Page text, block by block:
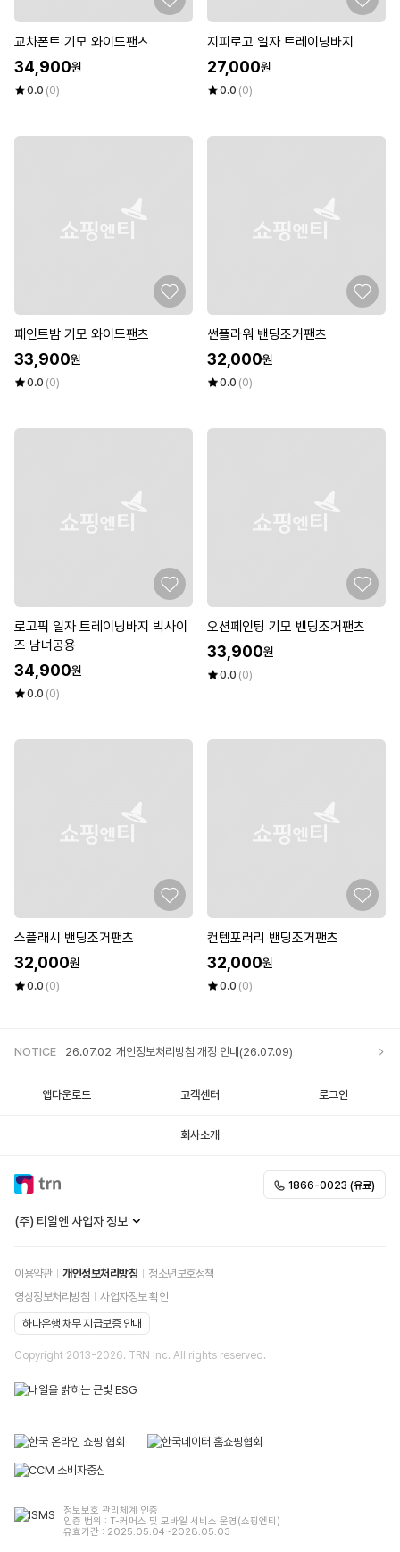
교차폰트 기모 와이드팬츠
34,900원
0.0 (0)
지피로고 일자 트레이닝바지
27,000원
0.0 (0)
페인트밤 기모 와이드팬츠
33,900원
0.0 (0)
썬플라워 밴딩조거팬츠
32,000원
0.0 (0)
로고픽 일자 트레이닝바지 빅사이
즈 남녀공용
34,900원
0.0 (0)
오션페인팅 기모 밴딩조거팬츠
33,900원
0.0 (0)
스플래시 밴딩조거팬츠
32,000원
0.0 (0)
컨템포러리 밴딩조거팬츠
32,000원
0.0 (0)
NOTICE 26.07.02 개인정보처리방침 개정 안내(26.07.09)
25.12.05 개인정보처리방침 개정 안내
개인정보처리방침 개정 안내
앱다운로드 고객센터 로그인
회사소개
(주) 티알엔 사업자 정보
이용약관 개인정보처리방침
청소년보호정책
영상정보처리방침
사업자정보 확인
하나은행 채무 지급보증 안내
Copyright 2013-2026. TRN Inc. All rights reserved.
정보보호 관리체계 인증
인증 범위 : T-커머스 및 모바일 서비스 운영(쇼핑엔티)
유효기간 : 2025.05.04~2028.05.03
1866-0023 (유료)